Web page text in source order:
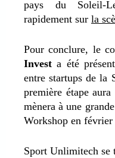
pays du Soleil-
rapidement sur la
Pour conclure, le
Invest a été
entre startups de la
première étape
mènera à une
Workshop en
Sport Unlimitech se